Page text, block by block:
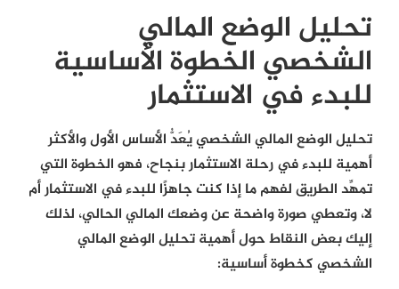
تحليل الوضع المالي
الشخصي الخطوة الأساسية
للبدء في الاستثمار
تحليل الوضع المالي الشخصي يُعَدُّ الأساس الأول والأكثر
أهمية للبدء في رحلة الاستثمار بنجاح، فهو الخطوة التي
تمهِّد الطريق لفهم ما إذا كنت جاهزًا للبدء في الاستثمار أم
لا، وتعطي صورة واضحة عن وضعك المالي الحالي، لذلك
إليك بعض النقاط حول أهمية تحليل الوضع المالي
الشخصي كخطوة أساسية: